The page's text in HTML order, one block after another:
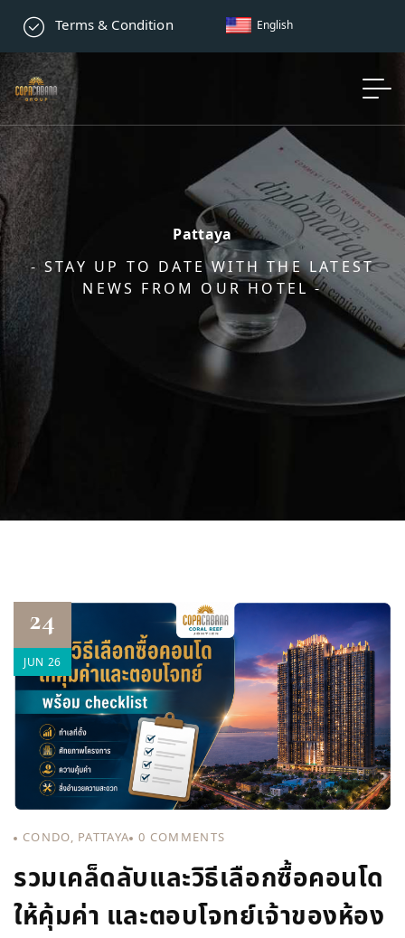
Terms & Condition English
Pattaya
- STAY UP TO DATE WITH THE LATEST
NEWS FROM OUR HOTEL -
24
JUN 26
CONDO, PATTAYA 0 COMMENTS
รวมเคล็ดลับและวิธีเลือกซื้อคอนโด
ให้คุ้มค่า และตอบโจทย์เจ้าของห้อง